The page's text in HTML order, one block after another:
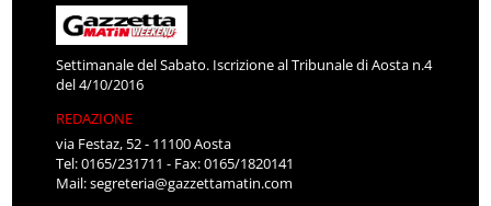
Settimanale del Sabato. Iscrizione al Tribunale di Aosta n.4
del 4/10/2016
REDAZIONE
via Festaz, 52 - 11100 Aosta
Tel: 0165/231711 - Fax: 0165/1820141
Mail:segreteria@gazzettamatin.com